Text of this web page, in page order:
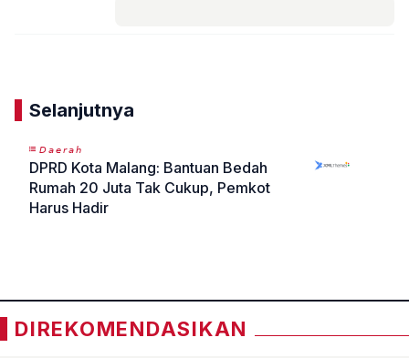
Selanjutnya
𝘋𝘢𝘦𝘳𝘢𝘩
DPRD Kota Malang: Bantuan Bedah
Rumah 20 Juta Tak Cukup, Pemkot
Harus Hadir
DIREKOMENDASIKAN